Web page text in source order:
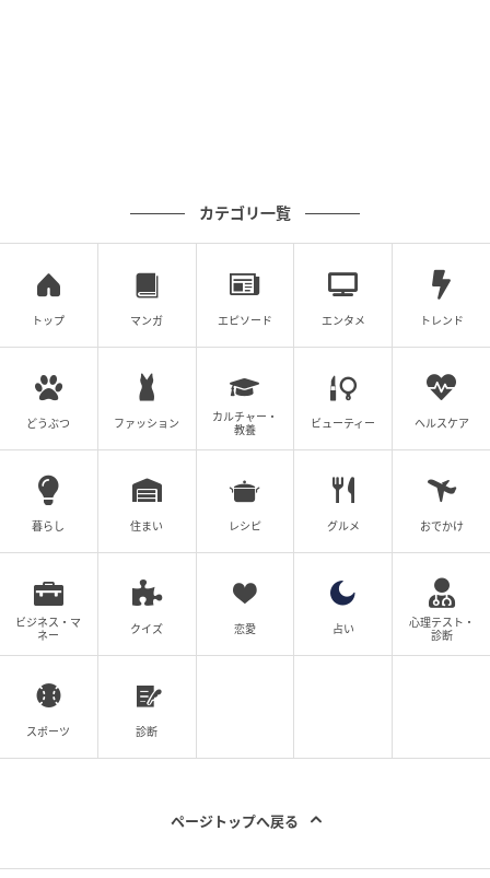
カテゴリ一覧
トップ マンガ エピソード エンタメ トレンド
どうぶつ ファッション
カルチャー・
教養
ビューティー ヘルスケア
暮らし 住まい レシピ グルメ おでかけ
ビジネス・マ
ネー
クイズ 恋愛 占い
心理テスト・
診断
スポーツ 診断
ページトップへ戻る